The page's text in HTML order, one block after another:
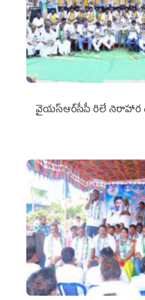
వైయ‌స్ఆర్‌సీపీ రిలే నిరాహార